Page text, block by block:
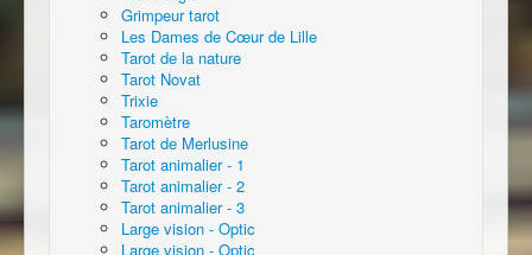
Grimpeur tarot
Les Dames de Cœur de Lille
Tarot de la nature
Tarot Novat
Trixie
Taromètre
Tarot de Merlusine
Tarot animalier - 1
Tarot animalier - 2
Tarot animalier - 3
Large vision - Optic
Large vision - Optic